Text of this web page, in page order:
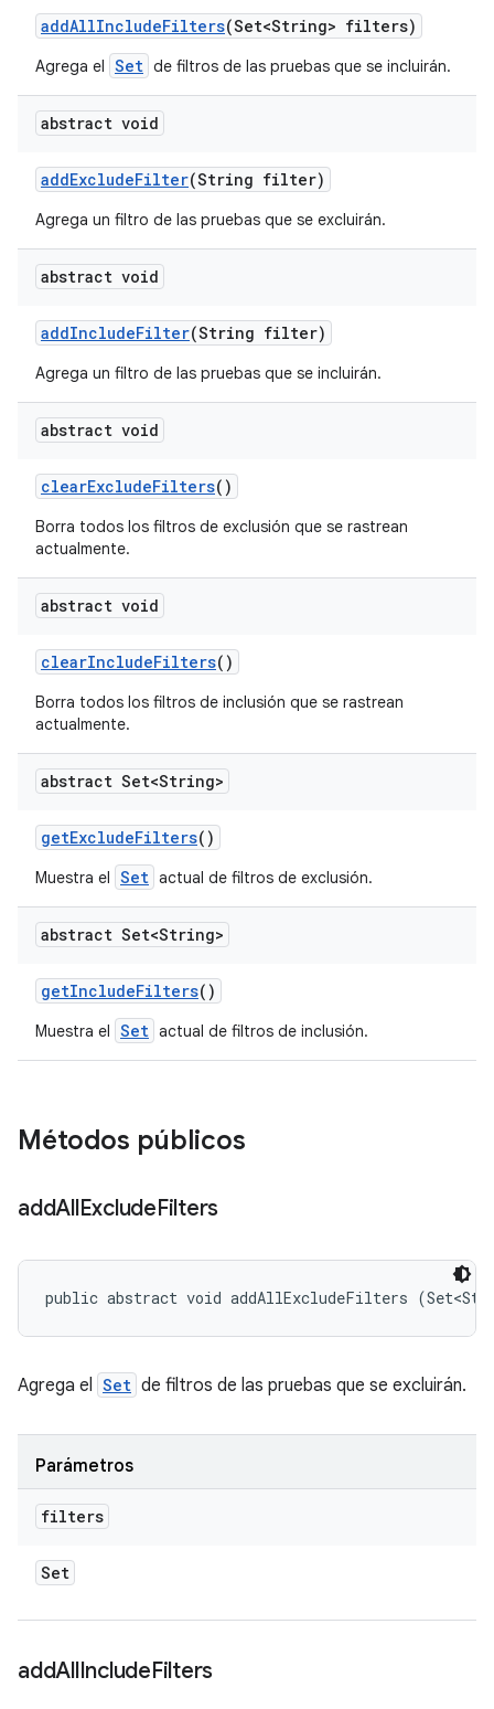
addAllIncludeFilters(Set<String> filters)
Agrega el Set de filtros de las pruebas que se incluirán.
abstract void
addExcludeFilter(String filter)
Agrega un filtro de las pruebas que se excluirán.
abstract void
addIncludeFilter(String filter)
Agrega un filtro de las pruebas que se incluirán.
abstract void
clearExcludeFilters()
Borra todos los filtros de exclusión que se rastrean
actualmente.
abstract void
clearIncludeFilters()
Borra todos los filtros de inclusión que se rastrean
actualmente.
abstract Set<String>
getExcludeFilters()
Muestra el Set actual de filtros de exclusión.
abstract Set<String>
getIncludeFilters()
Muestra el Set actual de filtros de inclusión.
Métodos públicos
addAllExcludeFilters
public abstract void addAllExcludeFilters
Agrega el Set de filtros de las pruebas que se excluirán.
Parámetros
filters
Set
addAllIncludeFilters